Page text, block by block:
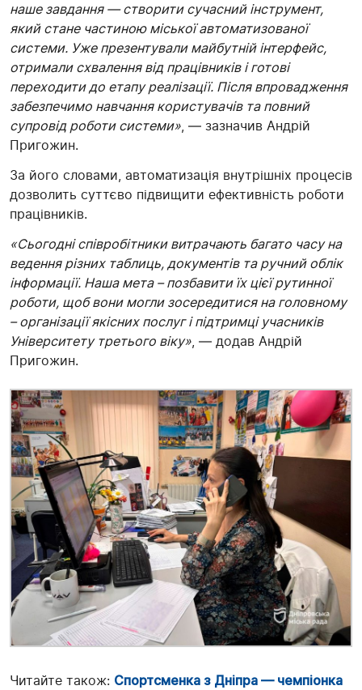
наше завдання — створити сучасний інструмент,
який стане частиною міської автоматизованої
системи. Уже презентували майбутній інтерфейс,
отримали схвалення від працівників і готові
переходити до етапу реалізації. Після впровадження
забезпечимо навчання користувачів та повний
супровід роботи системи», — зазначив Андрій
Пригожин.
За його словами, автоматизація внутрішніх процесів
дозволить суттєво підвищити ефективність роботи
працівників.
«Сьогодні співробітники витрачають багато часу на
ведення різних таблиць, документів та ручний облік
інформації. Наша мета – позбавити їх цієї рутинної
роботи, щоб вони могли зосередитися на головному
– організації якісних послуг і підтримці учасників
Університету третього віку», — додав Андрій
Пригожин.
Читайте також: Спортсменка з Дніпра — чемпіонка